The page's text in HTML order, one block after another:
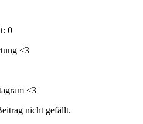
0
<3
<3
nicht gefällt.